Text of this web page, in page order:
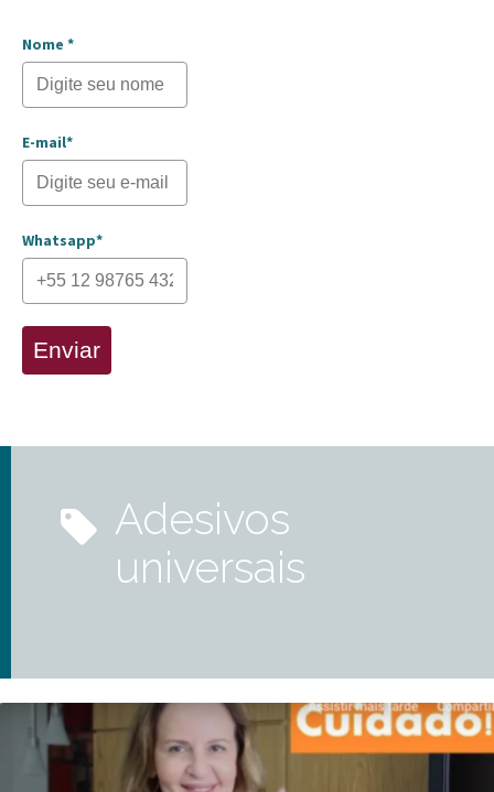
Nome *
E-mail*
Whatsapp*
Enviar
adesivos
universais